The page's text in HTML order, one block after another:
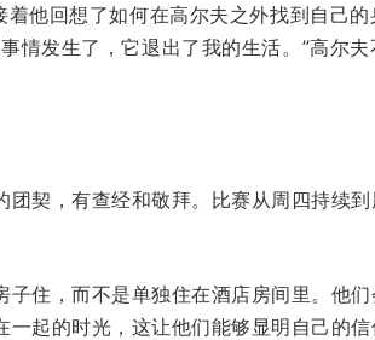
他回想了如何在高尔夫之外找到自己
情发生了，它退出了我的生活。”高尔
契，有查经和敬拜。比赛从周四持续
住，而不是单独住在酒店房间里。他们
起的时光，这让他们能够显明自己的信